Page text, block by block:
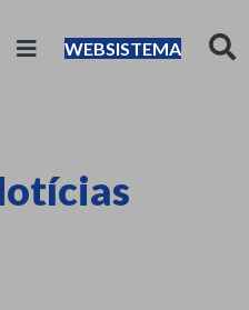
WEBSISTEMA